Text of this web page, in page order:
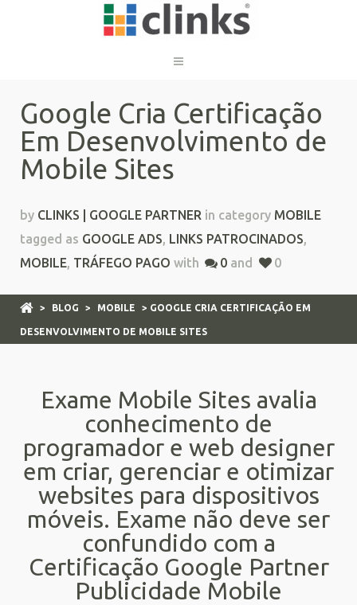
Google Cria Certificação
Em Desenvolvimento de
Mobile Sites
by CLINKS | GOOGLE PARTNER in category MOBILE
tagged as GOOGLE ADS, LINKS PATROCINADOS,
MOBILE, TRÁFEGO PAGO with 0 and 0
> BLOG > MOBILE > GOOGLE CRIA CERTIFICAÇÃO EM
DESENVOLVIMENTO DE MOBILE SITES
Exame Mobile Sites avalia
conhecimento de
programador e web designer
em criar, gerenciar e otimizar
websites para dispositivos
móveis. Exame não deve ser
confundido com a
Certificação Google Partner
Publicidade Mobile